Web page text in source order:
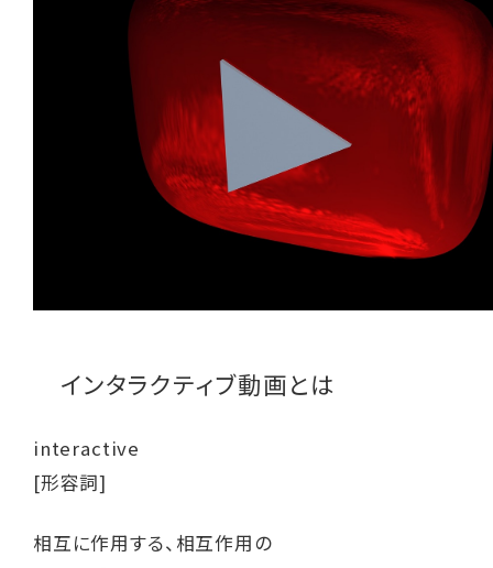
インタラクティブ動画とは
interactive
[形容詞]
相互に作用する、相互作用の